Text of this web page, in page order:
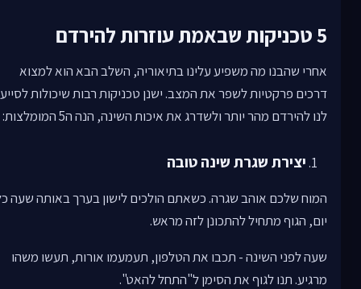
5 טכניקות שבאמת עוזרות להירדם
אחרי שהבנו מה משפיע עלינו בתיאוריה, השלב הבא הוא למצוא
דרכים פרקטיות לשפר את המצב. ישנן טכניקות רבות שיכולות לסייע
לנו להירדם מהר יותר ולשדרג את איכות השינה, הנה ה5 המומלצות:
יצירת שגרת שינה טובה
המוח שלכם אוהב שגרה. כשאתם הולכים לישון בערך באותה שעה
יום, הגוף מתחיל להתכונן לזה מראש.
שעה לפני השינה - תכבו את הטלפון, תעמעמו אורות, תעשו משהו
מרגיע. תנו לגוף את הסימן ל"התחל להאט".